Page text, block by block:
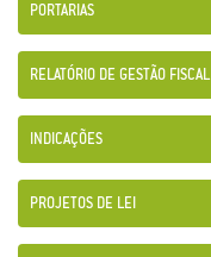
PORTARIAS
RELATÓRIO DE GESTÃO FISCAL
INDICAÇÕES
PROJETOS DE LEI